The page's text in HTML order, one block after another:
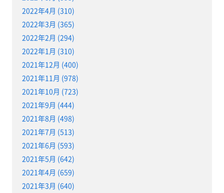
2022年4月 (310)
2022年3月 (365)
2022年2月 (294)
2022年1月 (310)
2021年12月 (400)
2021年11月 (978)
2021年10月 (723)
2021年9月 (444)
2021年8月 (498)
2021年7月 (513)
2021年6月 (593)
2021年5月 (642)
2021年4月 (659)
2021年3月 (640)